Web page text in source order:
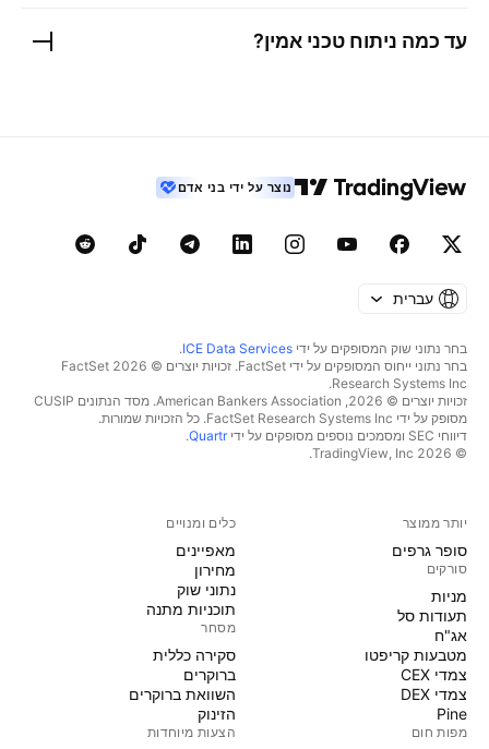
עד כמה ניתוח טכני אמין?
נוצר על ידי בני אדם
עברית
בחר נתוני שוק המסופקים על ידי ICE Data Services
.
בחר נתוני ייחוס המסופקים על ידי FactSet. זכויות יוצרים © 2026 ‏FactSet
Research Systems Inc.‏
זכויות יוצרים © 2026, ‏American Bankers Association. מסד הנתונים CUSIP
מסופק על ידי FactSet Research Systems Inc. כל הזכויות שמורות.
דיווחי SEC ומסמכים נוספים מסופקים על ידי
Quartr
.
© 2026 ‏TradingView, Inc.‏
יותר ממוצר
סופר גרפים
סורקים
מניות‏
תעודות סל
אג"ח
מטבעות קריפטו
צמדי CEX
צמדי DEX
Pine
מפות חום
כלים ומנויים
מאפיינים
מחירון
נתוני שוק
תוכניות מתנה
מסחר
סקירה כללית
ברוקרים
השוואת ברוקרים
הזינוק
הצעות מיוחדות